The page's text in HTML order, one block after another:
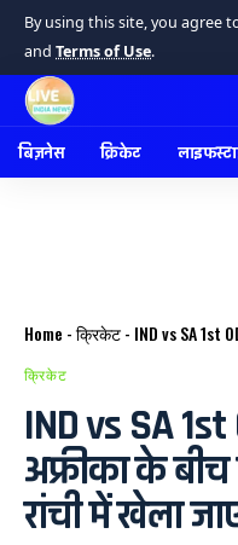
By using this site, you agree
and Terms of Use.
बिज़नेस क्रिकेट
Home -क्रिकेट- IND vs SA 1st ODI:
क्रिकेट
IND vs SA 1st
अफ्रीका के
रांची में खेला